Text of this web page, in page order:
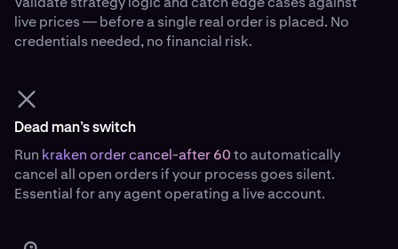
live prices — before a single real order is placed. No
credentials needed, no financial risk.
Dead man’s switch
Run kraken order cancel-after 60to automatically
cancel all open orders if your process goes silent.
Essential for any agent operating a live account.